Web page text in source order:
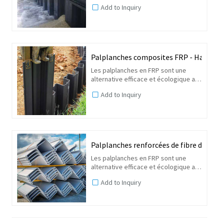
structures marines, les murs anti-
Add to Inquiry
Palplanches composites FRP - Haute
Les palplanches en FRP sont une
alternative efficace et écologique aux
structures marines, les murs anti-
Add to Inquiry
Palplanches renforcées de fibre de
Les palplanches en FRP sont une
alternative efficace et écologique aux
structures marines, les murs anti-
Add to Inquiry